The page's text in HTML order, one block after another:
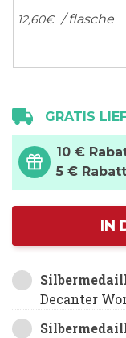
12,60€ / flasche
GRATIS
10 €
5 € Rabatt
IN
Decanter